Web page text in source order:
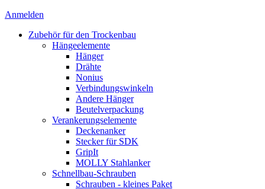
Anmelden
Zubehör für den Trockenbau
Hängeelemente
Hänger
Drähte
Nonius
Verbindungswinkeln
Andere Hänger
Beutelverpackung
Verankerungselemente
Deckenanker
Stecker für SDK
GripIt
MOLLY Stahlanker
Schnellbau-Schrauben
Schrauben - kleines Paket